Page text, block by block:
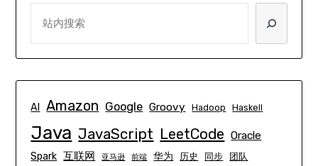
AI Amazon Google Groovy Hadoop Haskell
Java JavaScript LeetCode Oracle
Spark 互联网 亚马逊 前端 华为 历史 同步 团队